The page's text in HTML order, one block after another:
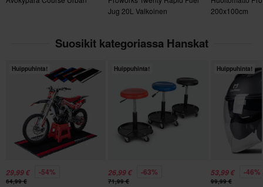
S
130 x 220 x 25 mm
135 x 220 x 30 mm
135 x 220 x 25 mm
M
Palautuksesta peritään mahdolliset kulut. *Palautusoikeus ei
tuotteita. Katso lisätietoja ja ehdotasiakaspalveluosiosta
Jug 20L Valkoinen
200x100cm
Suosikit kategoriassa Hanskat
Huippuhinta!
29,99 € -54%
64,99 €
Huippuhinta!
26,99 € -63%
71,99 €
Huippuhinta!
53,99 € -46%
99,99 €